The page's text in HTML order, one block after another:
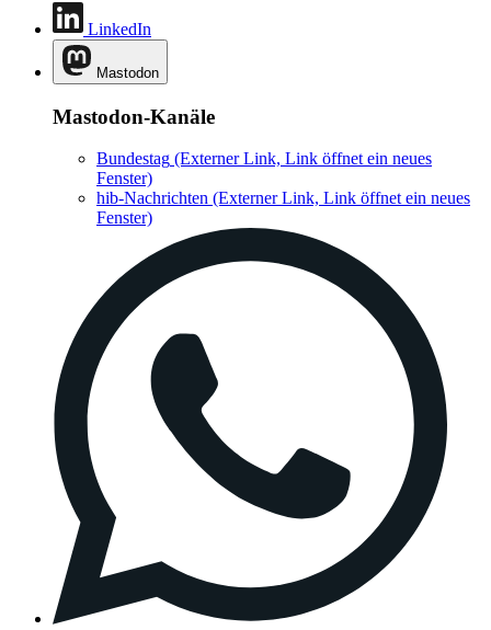
LinkedIn
Mastodon
Mastodon-Kanäle
Bundestag (Externer Link, Link öffnet ein neues
Fenster)
hib-Nachrichten (Externer Link, Link öffnet ein neues
Fenster)